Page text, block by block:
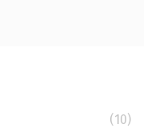
(10)